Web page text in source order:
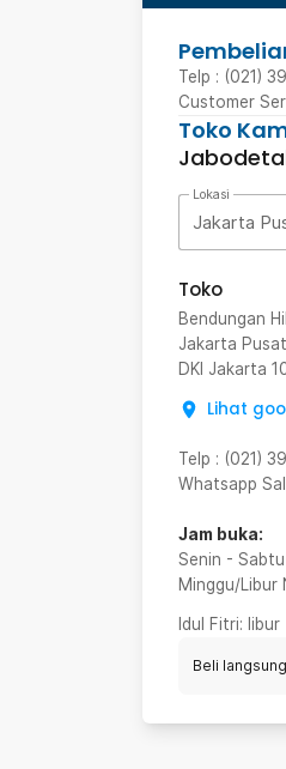
Telp : (021)
Customer
Toko
Lokasi
Jakarta
Toko
Bendungan
Jakarta Pusat
DKI Jakarta
Lihat
Telp : (021)
Whatsapp
Jam buka:
Senin - Sabtu
Minggu/Libur
Idul Fitri: libur
Beli